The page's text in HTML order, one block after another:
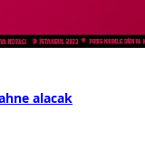
alacak